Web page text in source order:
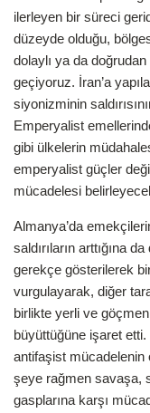
ilerleyen bir süreci
düzeyde olduğu,
dolaylı ya da
geçiyoruz. İran’a
siyonizminin
Emperyalist
gibi ülkelerin
emperyalist güçler
mücadelesi
Almanya’da
saldırıların arttığına
gerekçe gösterilerek bir
vurgulayarak, diğer
birlikte yerli ve
büyüttüğüne işaret etti.
antifaşist mücadelenin
şeye rağmen savaşa,
gasplarına karşı